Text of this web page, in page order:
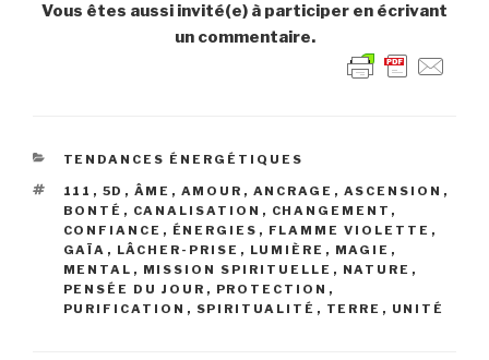
Vous êtes aussi invité(e) à participer en écrivant
un commentaire.
CATÉGORIES
TENDANCES ÉNERGÉTIQUES
ÉTIQUETTES
111 , 5D , ÂME , AMOUR , ANCRAGE , ASCENSION ,
BONTÉ , CANALISATION , CHANGEMENT ,
CONFIANCE , ÉNERGIES , FLAMME VIOLETTE ,
GAÏA , LÂCHER-PRISE , LUMIÈRE , MAGIE ,
MENTAL , MISSION SPIRITUELLE , NATURE ,
PENSÉE DU JOUR , PROTECTION ,
PURIFICATION , SPIRITUALITÉ , TERRE , UNITÉ